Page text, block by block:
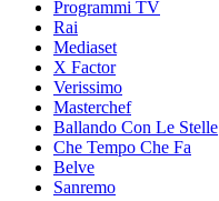
Programmi TV
Rai
Mediaset
X Factor
Verissimo
Masterchef
Ballando Con Le Stelle
Che Tempo Che Fa
Belve
Sanremo